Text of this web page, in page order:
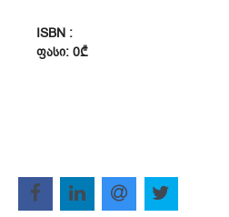
ISBN :
ᲤᲐᲡᲘ: 0₾